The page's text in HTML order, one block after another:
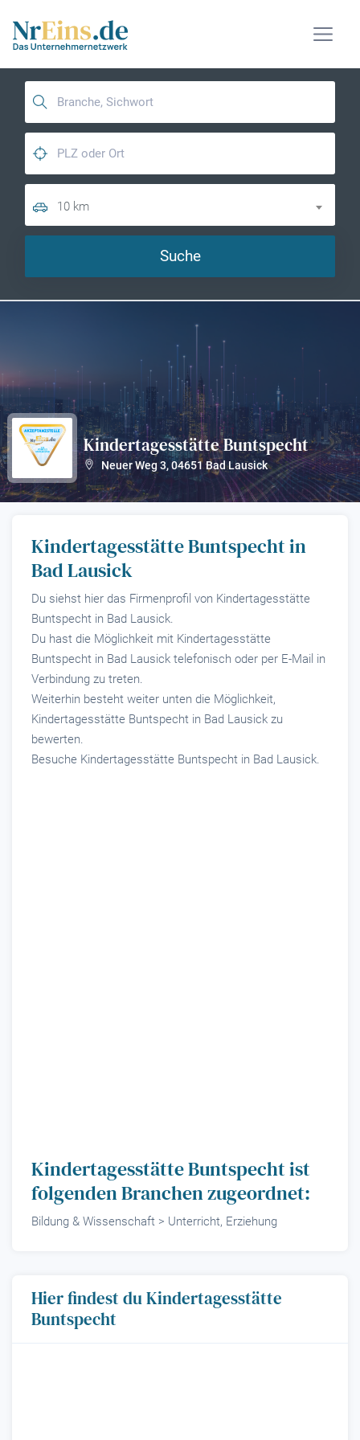
10 km
Suche
Kindertagesstätte Buntspecht ?
Neuer Weg 3,04651Bad Lausick
Kindertagesstätte Buntspecht in
Bad Lausick
Du siehst hier das Firmenprofil von Kindertagesstätte
Buntspecht in Bad Lausick.
Du hast die Möglichkeit mit Kindertagesstätte
Buntspecht in Bad Lausick telefonisch oder per E-Mail in
Verbindung zu treten.
Weiterhin besteht weiter unten die Möglichkeit,
Kindertagesstätte Buntspecht in Bad Lausick zu
bewerten.
Besuche Kindertagesstätte Buntspecht in Bad Lausick.
Kindertagesstätte Buntspecht ist
folgenden Branchen zugeordnet:
Bildung & Wissenschaft > Unterricht, Erziehung
Hier findest du Kindertagesstätte
Buntspecht